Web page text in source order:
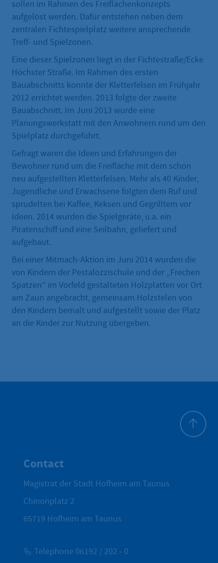
sollen im Rahmen des Freiflächenkonzepts
aufgelöst werden. Dafür entstehen neben dem
zentralen Fichtespielplatz weitere ansprechende
Treff- und Spielzonen.
Eine dieser Spielzonen liegt in der Fichtestraße/Ecke
Höchster Straße. Im Rahmen des ersten
Bauabschnitts konnte der Kletterfelsen im Frühjahr
2012 errichtet werden. 2013 folgte der zweite
Bauabschnitt. Im Juni 2013 wurde eine
Planungswerkstatt mit den Anwohnern rund um den
Spielplatz durchgeführt.
Gefragt waren die Ideen und Erfahrungen der
Bewohner rund um die Freifläche mit dem schon
neu aufgestellten Kletterfelsen. Mehr als 40 Kinder,
Jugendliche und Erwachsene folgten dem Ruf und
sprudelten bei Kaffee, Keksen und Gegrilltem vor
Ideen. 2014 wurden die Spielgeräte, u.a. ein
Piratenschiff und eine Seilbahn, geliefert und
aufgebaut.
Bei einer Mitmach-Aktion im Juni 2014 wurden die
von Kindern der Pestalozzischule und der „Frechen
Spatzen“ im Vorfeld gestalteten Holzplatten vor Ort
am Zaun angebracht, gemeinsam Holzstelen von
den Kindern bemalt und aufgestellt sowie der Platz
an die Kinder zur Nutzung übergeben.
Contact
Magistrat der Stadt Hofheim am Taunus
Chinonplatz 2
65719 Hofheim am Taunus
Telephone 06192 / 202 - 0